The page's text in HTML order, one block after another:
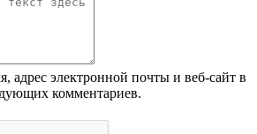
адрес электронной почты и веб-сайт в
комментариев.